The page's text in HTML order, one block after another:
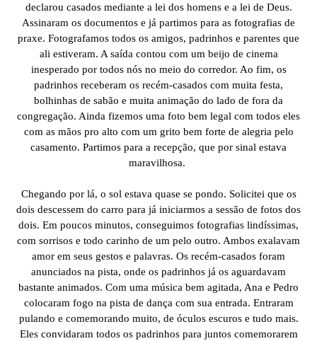
declarou casados mediante a lei dos homens e a lei de Deus.
Assinaram os documentos e já partimos para as fotografias de
praxe. Fotografamos todos os amigos, padrinhos e parentes que
ali estiveram. A saída contou com um beijo de cinema
inesperado por todos nós no meio do corredor. Ao fim, os
padrinhos receberam os recém-casados com muita festa,
bolhinhas de sabão e muita animação do lado de fora da
congregação. Ainda fizemos uma foto bem legal com todos eles
com as mãos pro alto com um grito bem forte de alegria pelo
casamento. Partimos para a recepção, que por sinal estava
maravilhosa.
Chegando por lá, o sol estava quase se pondo. Solicitei que os
dois descessem do carro para já iniciarmos a sessão de fotos dos
dois. Em poucos minutos, conseguimos fotografias lindíssimas,
com sorrisos e todo carinho de um pelo outro. Ambos exalavam
amor em seus gestos e palavras. Os recém-casados foram
anunciados na pista, onde os padrinhos já os aguardavam
bastante animados. Com uma música bem agitada, Ana e Pedro
colocaram fogo na pista de dança com sua entrada. Entraram
pulando e comemorando muito, de óculos escuros e tudo mais.
Eles convidaram todos os padrinhos para juntos comemorarem